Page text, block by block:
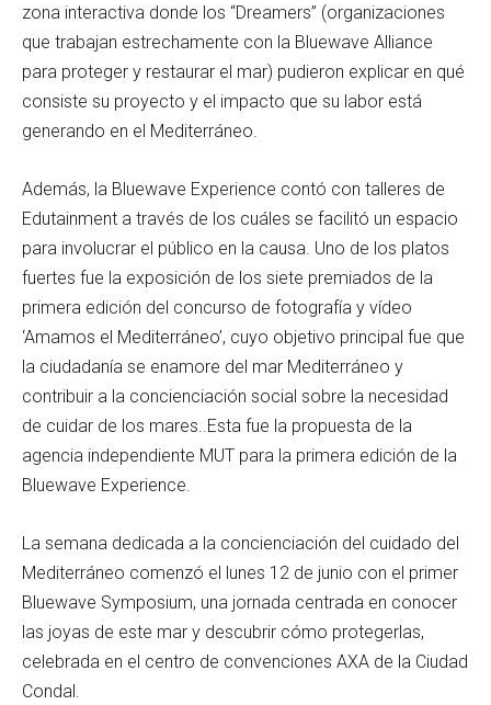
zona interactiva donde los “Dreamers” (organizaciones
que trabajan estrechamente con la Bluewave Alliance
para proteger y restaurar el mar) pudieron explicar en qué
consiste su proyecto y el impacto que su labor está
generando en el Mediterráneo.
Además, la Bluewave Experience contó con talleres de
Edutainment a través de los cuáles se facilitó un espacio
para involucrar el público en la causa. Uno de los platos
fuertes fue la exposición de los siete premiados de la
primera edición del concurso de fotografía y vídeo
‘Amamos el Mediterráneo’, cuyo objetivo principal fue que
la ciudadanía se enamore del mar Mediterráneo y
contribuir a la concienciación social sobre la necesidad
de cuidar de los mares..Esta fue la propuesta de la
agencia independiente MUT para la primera edición de la
Bluewave Experience.
La semana dedicada a la concienciación del cuidado del
Mediterráneo comenzó el lunes 12 de junio con el primer
Bluewave Symposium, una jornada centrada en conocer
las joyas de este mar y descubrir cómo protegerlas,
celebrada en el centro de convenciones AXA de la Ciudad
Condal.